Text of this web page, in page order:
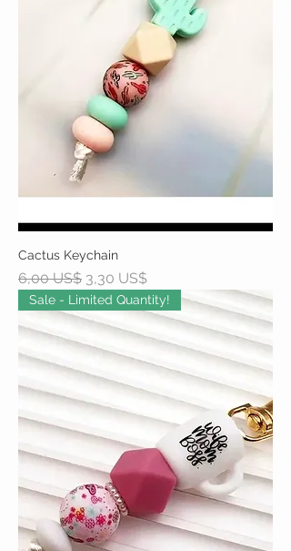
Cactus Keychain
Precio
6,00 US$ Precio de oferta
3,30 US$
Sale - Limited Quantity!